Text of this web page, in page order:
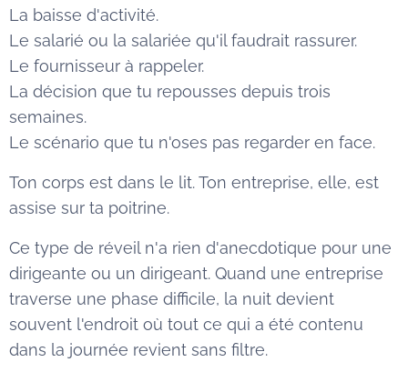
La baisse d'activité.
Le salarié ou la salariée qu'il faudrait rassurer.
Le fournisseur à rappeler.
La décision que tu repousses depuis trois
semaines.
Le scénario que tu n'oses pas regarder en face.
Ton corps est dans le lit. Ton entreprise, elle, est
assise sur ta poitrine.
Ce type de réveil n'a rien d'anecdotique pour une
dirigeante ou un dirigeant. Quand une entreprise
traverse une phase difficile, la nuit devient
souvent l'endroit où tout ce qui a été contenu
dans la journée revient sans filtre.